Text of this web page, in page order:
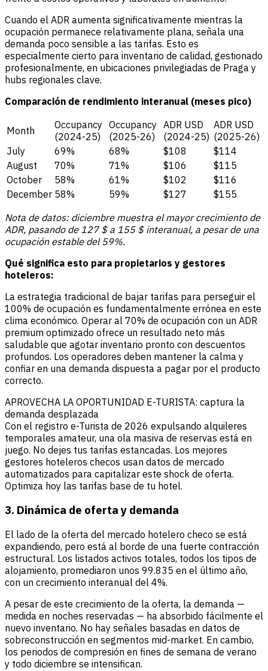
Cuando el ADR aumenta significativamente mientras la
ocupación permanece relativamente plana, señala una
demanda poco sensible a las tarifas. Esto es
especialmente cierto para inventario de calidad, gestionado
profesionalmente, en ubicaciones privilegiadas de Praga y
hubs regionales clave.
Comparación de rendimiento interanual (meses pico)
Month
Occupancy
(2024-25)
Occupancy
(2025-26)
ADR USD
(2024-25)
ADR USD
(2025-26)
July
69% 68% $108
$114
August
70% 71% $106
$115
October
58% 61% $102
$116
December 58% 59% $127
$155
Nota de datos: diciembre muestra el mayor crecimiento de
ADR, pasando de 127 $ a 155 $ interanual, a pesar de una
ocupación estable del 59%.
Qué significa esto para propietarios y gestores
hoteleros:
La estrategia tradicional de bajar tarifas para perseguir el
100% de ocupación es fundamentalmente errónea en este
clima económico. Operar al 70% de ocupación con un ADR
premium optimizado ofrece un resultado neto más
saludable que agotar inventario pronto con descuentos
profundos. Los operadores deben mantener la calma y
confiar en una demanda dispuesta a pagar por el producto
correcto.
APROVECHA LA OPORTUNIDAD E-TURISTA: captura la
demanda desplazada
Con el registro e-Turista de 2026 expulsando alquileres
temporales amateur, una ola masiva de reservas está en
juego. No dejes tus tarifas estancadas. Los mejores
gestores hoteleros checos usan datos de mercado
automatizados para capitalizar este shock de oferta.
Optimiza hoy las tarifas base de tu hotel.
3. Dinámica de oferta y demanda
El lado de la oferta del mercado hotelero checo se está
expandiendo, pero está al borde de una fuerte contracción
estructural. Los listados activos totales, todos los tipos de
alojamiento, promediaron unos 99.835 en el último año,
con un crecimiento interanual del 4%.
A pesar de este crecimiento de la oferta, la demanda —
medida en noches reservadas — ha absorbido fácilmente el
nuevo inventario. No hay señales basadas en datos de
sobreconstrucción en segmentos mid-market. En cambio,
los periodos de compresión en fines de semana de verano
y todo diciembre se intensifican.